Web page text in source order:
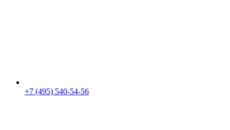
+7 (495) 540-54-56